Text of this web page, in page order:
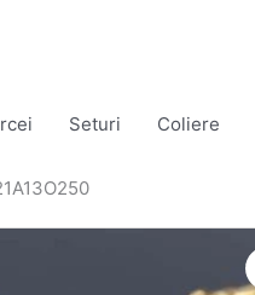
Seturi Coliere